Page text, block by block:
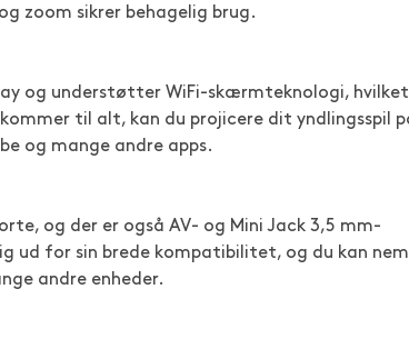
zoom sikrer behagelig brug.
og understøtter WiFi-skærmteknologi, hvilket
til alt, kan du projicere dit yndlingsspil
og mange andre apps.
og der er også AV- og Mini Jack 3,5 mm-
ud for sin brede kompatibilitet, og du kan
andre enheder.